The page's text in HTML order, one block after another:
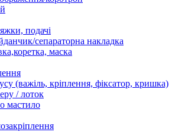
подачі
сепараторна накладка
маска
(важіль, кріплення, фіксатор, кришка)
/ лоток
мастило